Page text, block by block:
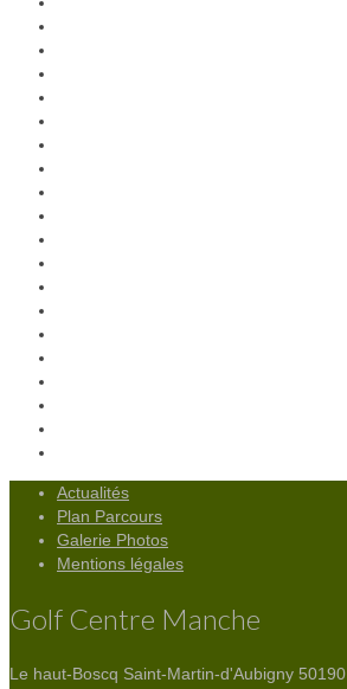
Actualités
Plan Parcours
Galerie Photos
Mentions légales
Golf Centre Manche
Le haut-Boscq Saint-Martin-d'Aubigny 50190